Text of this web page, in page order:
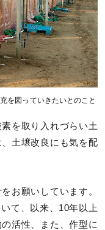
を図っていきたいとのこと
を取り入れづらい土
土壌改良にも気を配
お願いしています。
て、以来、10年以上
活性、また、作型に